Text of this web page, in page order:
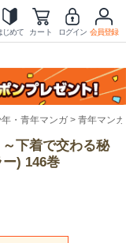
じめて カート ログイン 会員登録
年・青年マンガ 青年マンガ
下着で交わる秘
) 146巻